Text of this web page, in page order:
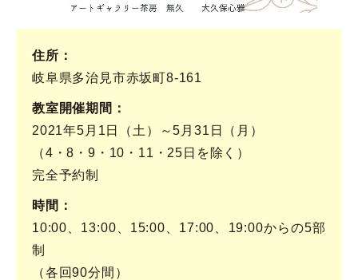
住所
岐阜県多治見市赤坂町8-161
教室開催期間
2021年5月1日（土）～5月31日（月）
（4・8・9・10・11・25日を除く）
完全予約制
時間
10:00、13:00、15:00、17:00、19:00からの5部
制
（各回90分間）